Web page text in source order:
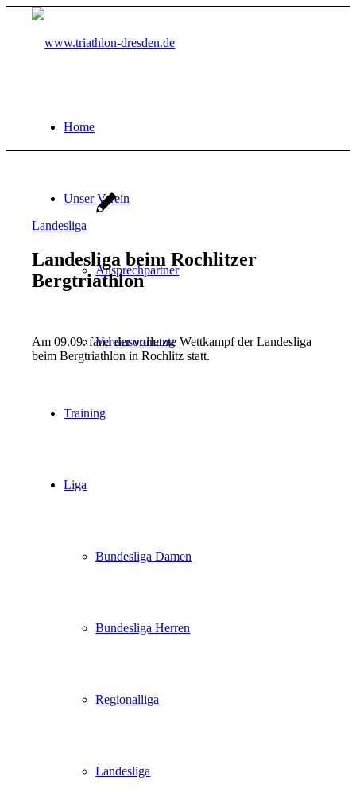
Home
Unser Verein
Ansprechpartner
Vereinsordnung
Training
Liga
Bundesliga Damen
Bundesliga Herren
Regionalliga
Landesliga
Landesliga
Landesliga beim Rochlitzer
Bergtriathlon
Am 09.09. fand der vorletzte Wettkampf der Landesliga
beim Bergtriathlon in Rochlitz statt.